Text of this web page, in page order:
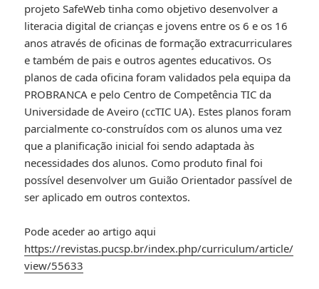
projeto SafeWeb tinha como objetivo desenvolver a
literacia digital de crianças e jovens entre os 6 e os 16
anos através de oficinas de formação extracurriculares
e também de pais e outros agentes educativos. Os
planos de cada oficina foram validados pela equipa da
PROBRANCA e pelo Centro de Competência TIC da
Universidade de Aveiro (ccTIC UA). Estes planos foram
parcialmente co-construídos com os alunos uma vez
que a planificação inicial foi sendo adaptada às
necessidades dos alunos. Como produto final foi
possível desenvolver um Guião Orientador passível de
ser aplicado em outros contextos.
Pode aceder ao artigo aqui
https://revistas.pucsp.br/index.php/curriculum/article/
view/55633